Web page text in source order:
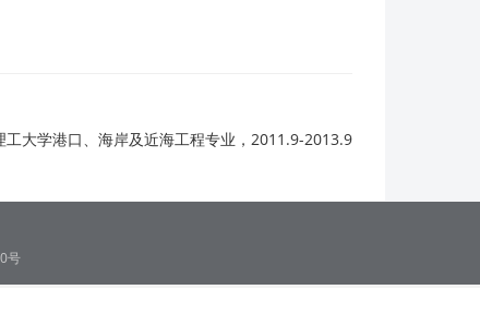
大学港口、海岸及近海工程专业，2011.9-2013.9
号